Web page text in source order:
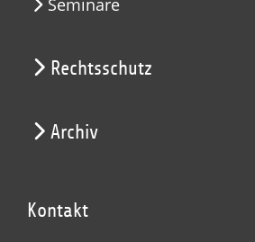
Seminare
Rechtsschutz
Archiv
Kontakt